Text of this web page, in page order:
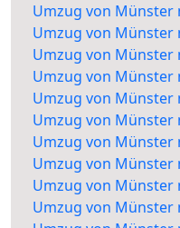
Umzug von Münster
Umzug von Münster
Umzug von Münster
Umzug von Münster
Umzug von Münster
Umzug von Münster
Umzug von Münster
Umzug von Münster
Umzug von Münster
Umzug von Münster